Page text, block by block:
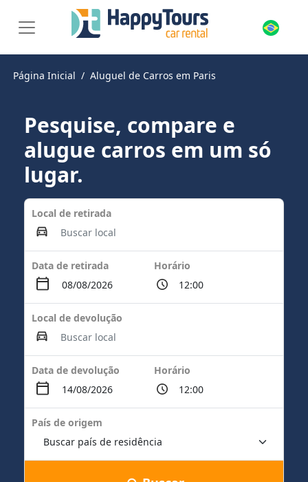
Página Inicial Aluguel de Carros em Paris
Pesquise, compare e
alugue carros em um só
lugar.
Local de retirada
Data de retirada Horário
Local de devolução
Data de devolução Horário
País de origem